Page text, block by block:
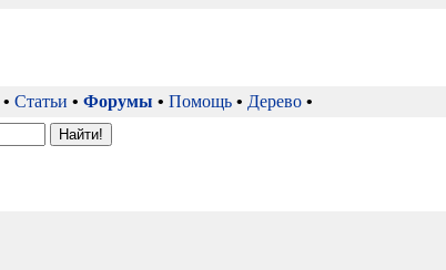
• Статьи • Форумы • Помощь • Дерево •